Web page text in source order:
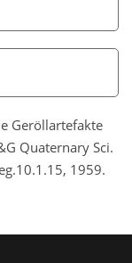
Geröllartefakte
Quaternary Sci.
1959.